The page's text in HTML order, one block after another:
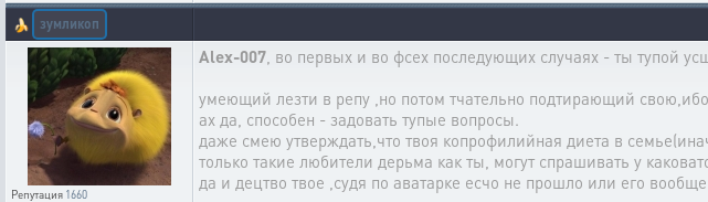
🍌 зумликоп
Репутация 1660
Alex-007, во первых и во фсех последующих случаях - ты тупой
умеющий лезти в репу ,но потом тчательно подтирающий
ах да, способен - задовать тупые вопросы.
даже смею утверждать,что твоя копрофилийная диета в
только такие любители дерьма как ты, могут спрашивать у
да и децтво твое ,судя по аватарке есчо не прошло или его